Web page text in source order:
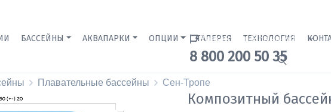
БАССЕЙНЫ АКВАПАРКИ ОПЦИИ ГАЛЕРЕЯ ТЕХНОЛОГИЯ
Краснодар Бренд-офис
8 800 200 50 35
Плавательные бассейны Сен-Тропе
Композитный